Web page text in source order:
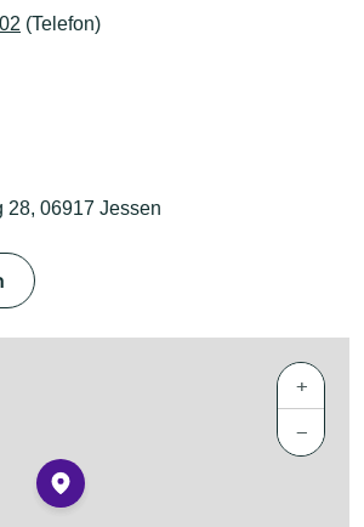
(Telefon)
28, 06917 Jessen
+
−